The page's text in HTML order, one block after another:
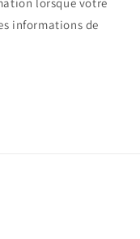
informations de